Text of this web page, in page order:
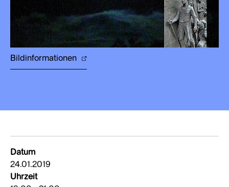
Bildinformationen
Datum
24.01.2019
Uhrzeit